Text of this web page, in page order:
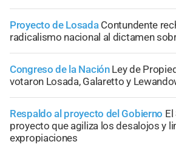
Proyecto de Losada Contundente
radicalismo nacional al dictamen
Congreso de la Nación Ley de
votaron Losada, Galaretto y
Respaldo al proyecto del Gobierno
proyecto que agiliza los desalojos y
expropiaciones